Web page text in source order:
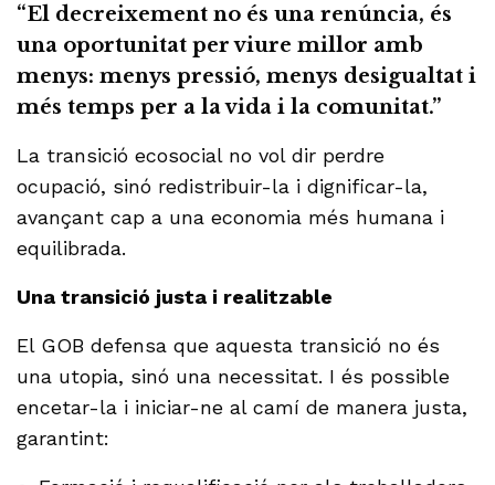
“El decreixement no és una renúncia, és
una oportunitat per viure millor amb
menys: menys pressió, menys desigualtat i
més temps per a la vida i la comunitat.”
La transició ecosocial no vol dir perdre
ocupació, sinó redistribuir-la i dignificar-la,
avançant cap a una economia més humana i
equilibrada.
Una transició justa i realitzable
El GOB defensa que aquesta transició no és
una utopia, sinó una necessitat. I és possible
encetar-la i iniciar-ne al camí de manera justa,
garantint: